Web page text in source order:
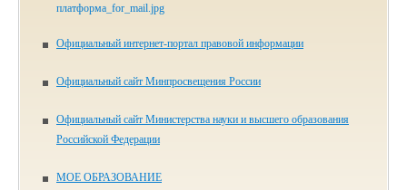
Официальный интернет-портал правовой информации
Официальный сайт Минпросвещения России
Официальный сайт Министерства науки и высшего образования
Российской Федерации
МОЕ ОБРАЗОВАНИЕ